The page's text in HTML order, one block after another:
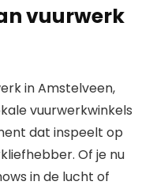
vuurwerk
in Amstelveen,
vuurwerkwinkels
dat inspeelt op
Of je nu
in de lucht of